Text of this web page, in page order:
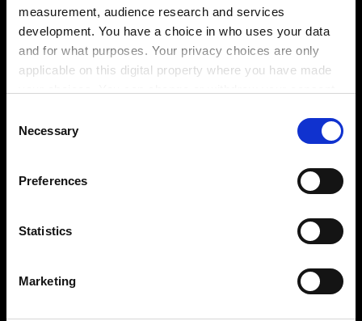
measurement, audience research and services
development. You have a choice in who uses your data
and for what purposes. Your privacy choices are only
applicable on this digital property where you have made
the Privacy trigger icon.
Collect information about your geographical
meters
Identify your device by actively scanning it for
Find out more about how your personal data is processed
Selection
Necessary
Preferences
Statistics
Marketing
アップデートのたびに効率ア
ップ